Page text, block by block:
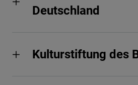
Deutschland
Kulturstiftung des